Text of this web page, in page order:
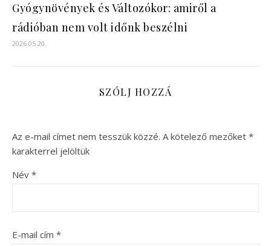
Gyógynövények és Változókor: amiről a
rádióban nem volt időnk beszélni
2026.05.20.
SZÓLJ HOZZÁ
Az e-mail címet nem tesszük közzé. A kötelező mezőket *
karakterrel jelöltük
Név *
E-mail cím *